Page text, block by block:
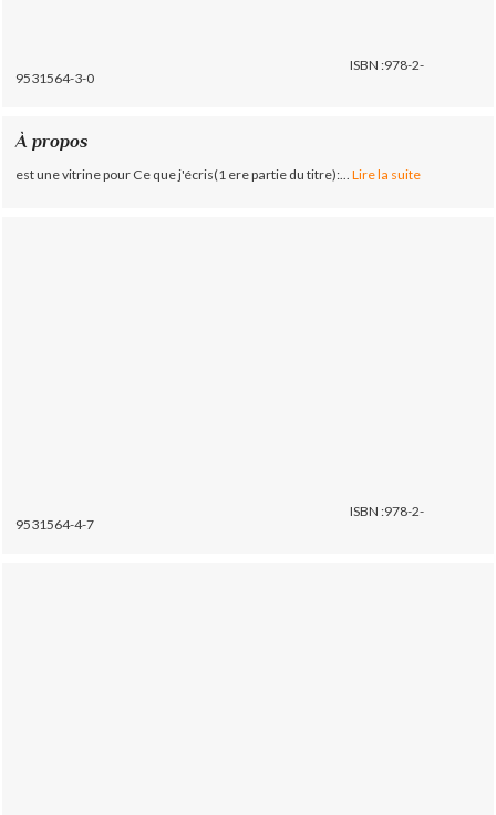
ISBN :978-2-
9531564-3-0
À propos
est une vitrine pour Ce que j'écris(1 ere partie du titre):... Lire la suite
ISBN :978-2-
9531564-4-7